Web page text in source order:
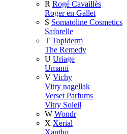
R Rogé Cavaillès
Roger en Gallet
S Somatoline Cosmetics
Saforelle
T Topiderm
The Remedy
U Uriage
Umami
V Vichy
Vitry nagellak
Verset Parfums
Vitry Soleil
W Wondr
X Xerial